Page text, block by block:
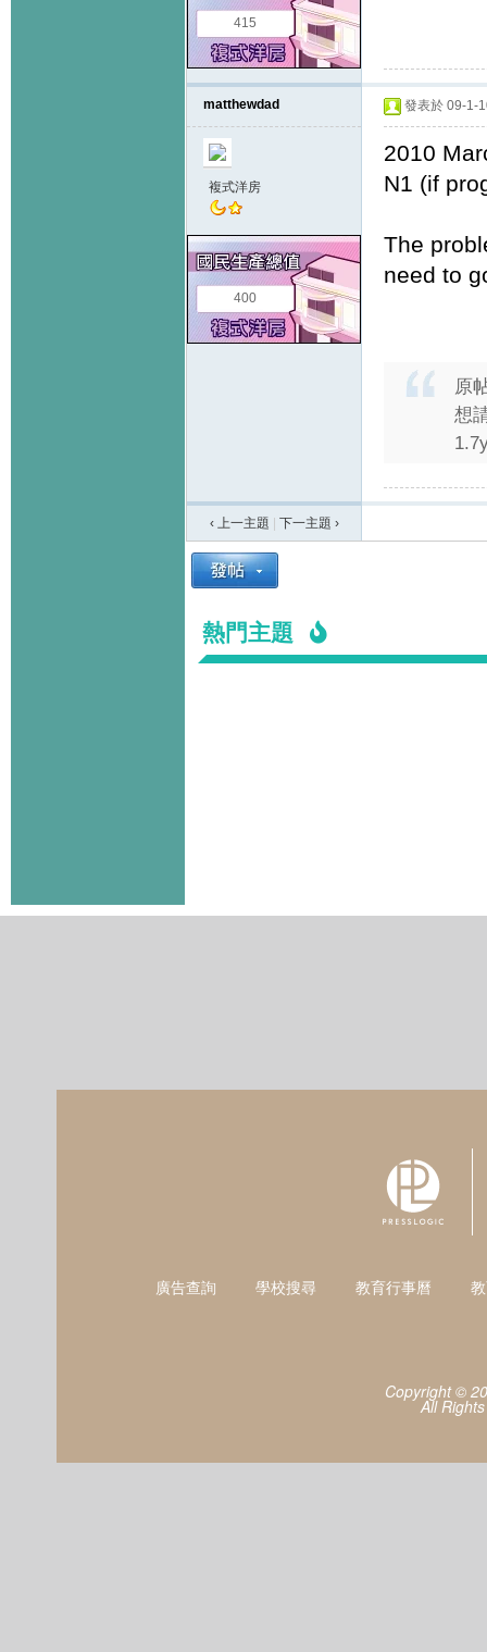
415
matthewdad
複式洋房
400
發表於 09-1-
2010
N1 (if
The
need to
原
想
‹ 上一主題 下一主題 ›
熱門主題
廣告查詢 學校搜尋 教育行事曆
Copyright ©
All